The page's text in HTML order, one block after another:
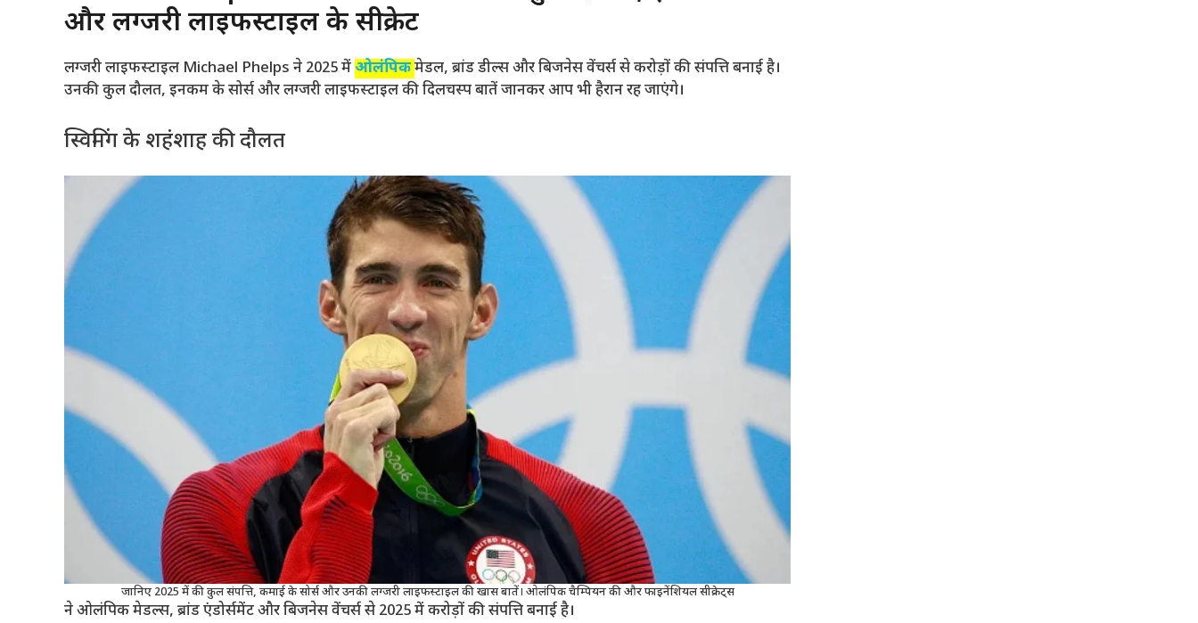
और लग्जरी लाइफस्टाइल के सीक्रेट
लग्जरी लाइफस्टाइल Michael Phelps ने 2025 में ओलंपिकमेडल, ब्रांड डील्स और बिजनेस वेंचर्स से करोड़ों की संपत्ति बनाई है।
उनकी कुल दौलत, इनकम के सोर्स और लग्जरी लाइफस्टाइल की दिलचस्प बातें जानकर आप भी हैरान रह जाएंगे।
स्विमिंग के शहंशाह की दौलत
जानिए 2025 में की कुल संपत्ति, कमाई के सोर्स और उनकी लग्जरी लाइफस्टाइल की खास बातें। ओलंपिक चैम्पियन की और फाइनेंशियल सीक्रेट्स
ने ओलंपिक मेडल्स, ब्रांड एंडोर्समेंट और बिजनेस वेंचर्स से 2025 में करोड़ों की संपत्ति बनाई है।